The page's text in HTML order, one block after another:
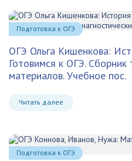
ОГЭ Ольга Кишенкова:
Готовимся к ОГЭ. Сборник
материалов. Учебное пос.
Читать далее
Подготовка к ОГЭ
Подготовка к ОГЭ